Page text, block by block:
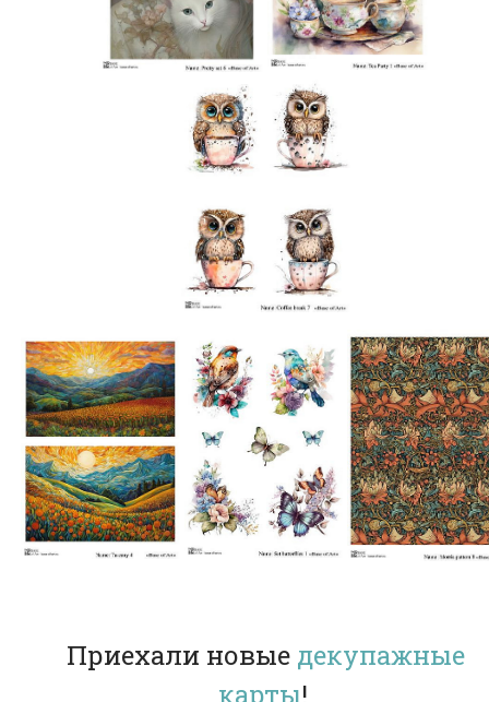
Приехали новые декупажные
карты!